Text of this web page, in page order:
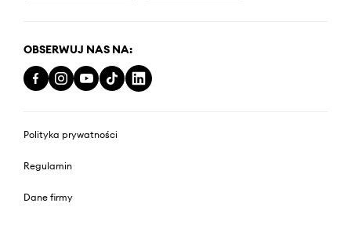
OBSERWUJ NAS NA:
Polityka prywatności
Regulamin
Dane firmy